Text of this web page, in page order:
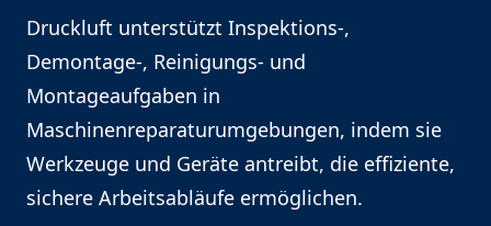
Druckluft unterstützt Inspektions-,
Demontage-, Reinigungs- und
Montageaufgaben in
Maschinenreparaturumgebungen, indem sie
Werkzeuge und Geräte antreibt, die effiziente,
sichere Arbeitsabläufe ermöglichen.